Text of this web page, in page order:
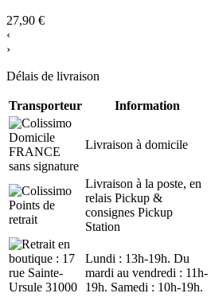
27,90 €
‹
›
Délais de livraison
Transporteur Information
Livraison à domicile
Livraison à la poste, en
relais Pickup &
consignes Pickup
Station
Lundi : 13h-19h. Du
mardi au vendredi : 11h-
19h. Samedi : 10h-19h.